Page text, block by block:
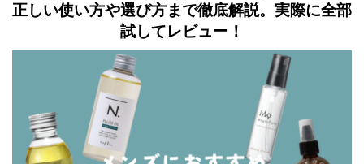
正しい使い方や選び方まで徹底解説。実際に全部
試してレビュー！